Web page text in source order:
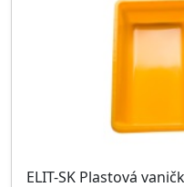
ELIT-SK Plastová